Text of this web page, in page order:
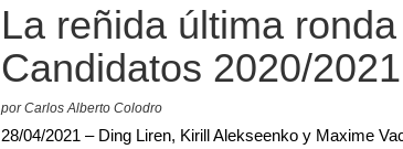
La reñida última
Candidatos 2020/2021
por Carlos Alberto Colodro
28/04/2021 – Ding Liren, Kirill Alekseenko y Maxime